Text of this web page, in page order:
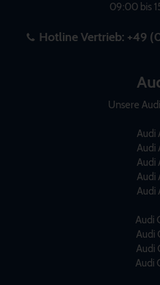
09:00 bis
Hotline Vertrieb: +49
Unsere
Audi
Audi
Audi
Audi
Audi
Audi
Audi
Audi
Audi